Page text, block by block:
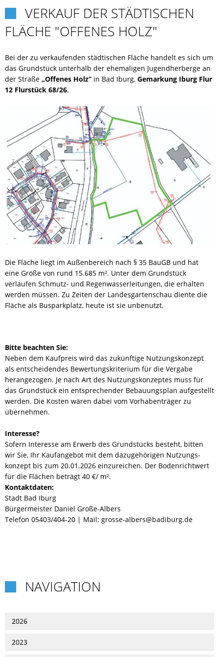
CORONA
FLYER-AUSBILDUNG
FRAUENORT
FREIWILLIGENTAG
HELFEN
KARRIERE
KARRIERE
RUNDGANG
CHANCE
VERKAUF DER STÄDTISCHEN
FLÄCHE "OFFENES HOLZ"
Bei der zu verkaufenden städtischen Fläche handelt es sich um
das Grundstück unterhalb der ehemaligen Jugendherberge an
der Straße „Offenes Holz“ in Bad Iburg, Gemarkung Iburg Flur
12 Flurstück 68/26.
Die Fläche liegt im Außenbereich nach § 35 BauGB und hat
eine Größe von rund 15.685 m². Unter dem Grundstück
verlaufen Schmutz- und Regenwasserleitungen, die erhalten
werden müssen. Zu Zeiten der Landesgartenschau diente die
Fläche als Busparkplatz, heute ist sie unbenutzt.
Bitte beachten Sie:
Neben dem Kaufpreis wird das zukünftige Nutzungskonzept
als entscheidendes Bewertungskriterium für die Vergabe
herangezogen. Je nach Art des Nutzungskonzeptes muss für
das Grundstück ein entsprechender Bebauungsplan aufgestellt
werden. Die Kosten wären dabei vom Vorhabenträger zu
übernehmen.
Interesse?
Sofern Interesse am Erwerb des Grundstücks besteht, bitten
wir Sie, Ihr Kaufangebot mit dem dazugehörigen Nutzungs-
konzept bis zum 20.01.2026 einzureichen. Der Bodenrichtwert
für die Flächen beträgt 40 €/ m².
Kontaktdaten:
Stadt Bad Iburg
Bürgermeister Daniel Große-Albers
Telefon 05403/404-20 | Mail: grosse-albers@badiburg.de
NAVIGATION
2026
2023